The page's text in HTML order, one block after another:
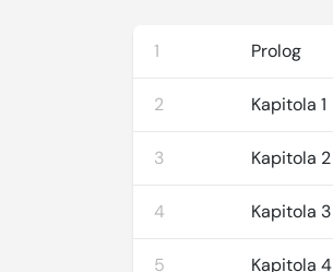
1 Prolog
2 Kapitola 1
3 Kapitola 2
4 Kapitola 3
5 Kapitola 4